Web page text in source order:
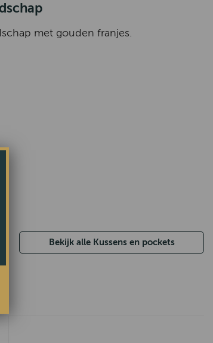
met gouden franjes.
Bekijk alle Kussens en pockets